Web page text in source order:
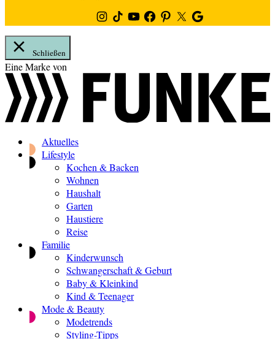
Instagram
TikTokYoutubeFacebook
PinterestTwitterGoogle
News
Schließen
Zum
Inhalt
springen
Eine Marke von
Aktuelles
Lifestyle
Kochen & Backen
Wohnen
Haushalt
Garten
Haustiere
Reise
Familie
Kinderwunsch
Schwangerschaft & Geburt
Baby & Kleinkind
Kind & Teenager
Mode & Beauty
Modetrends
Styling-Tipps